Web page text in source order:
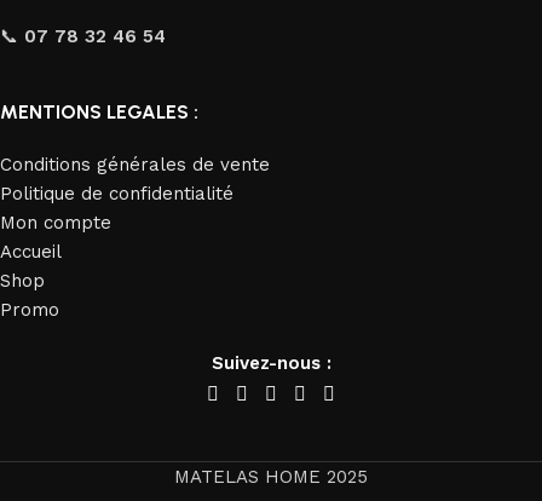
📞 07 78 32 46 54
MENTIONS LEGALES :
Conditions générales de vente
Politique de confidentialité
Mon compte
Accueil
Shop
Promo
Suivez-nous :
MATELAS HOME 2025